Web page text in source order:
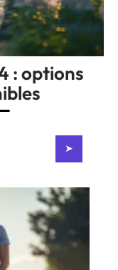
: options